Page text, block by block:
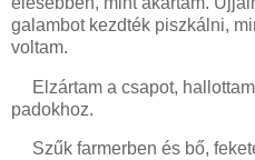
galambot kezdték piszkálni,
voltam.
Elzártam a csapot,
padokhoz.
Szűk farmerben és bő,